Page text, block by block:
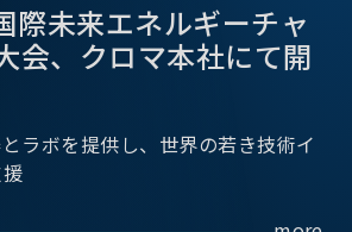
際未来エネルギーチャ
会、クロマ本社にて開
ラボを提供し、世界の若き技術イ